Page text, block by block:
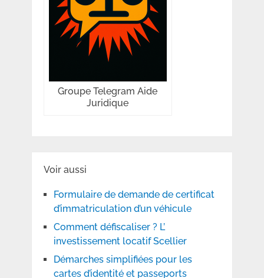
Groupe Telegram Aide
Juridique
Voir aussi
Formulaire de demande de certificat
d’immatriculation d’un véhicule
Comment défiscaliser ? L’
investissement locatif Scellier
Démarches simplifiées pour les
cartes d’identité et passeports